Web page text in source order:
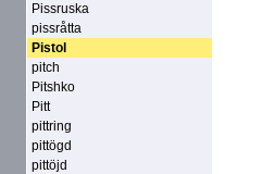
Pissruska
pissråtta
Pistol
pitch
Pitshko
Pitt
pittring
pittögd
pittöjd